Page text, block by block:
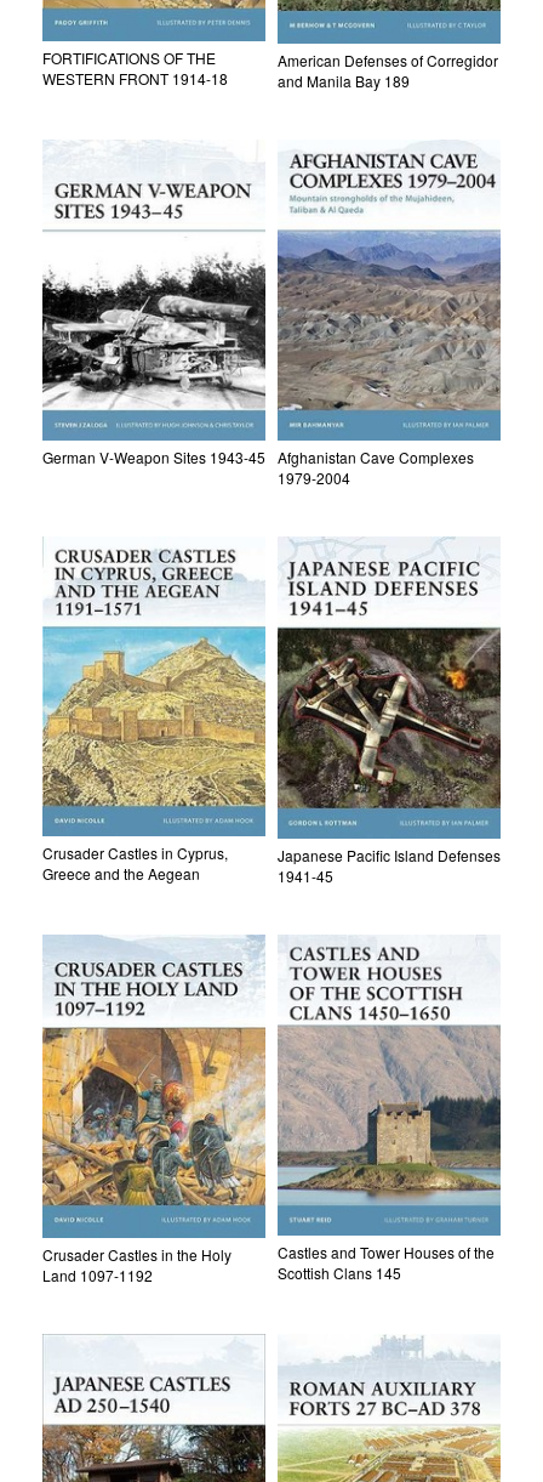
FORTIFICATIONS OF THE
WESTERN FRONT 1914-18
American Defenses of Corregidor
and Manila Bay 189
German V-Weapon Sites 1943-45
Afghanistan Cave Complexes
1979-2004
Crusader Castles in Cyprus,
Greece and the Aegean
Japanese Pacific Island Defenses
1941-45
Crusader Castles in the Holy
Land 1097-1192
Castles and Tower Houses of the
Scottish Clans 145